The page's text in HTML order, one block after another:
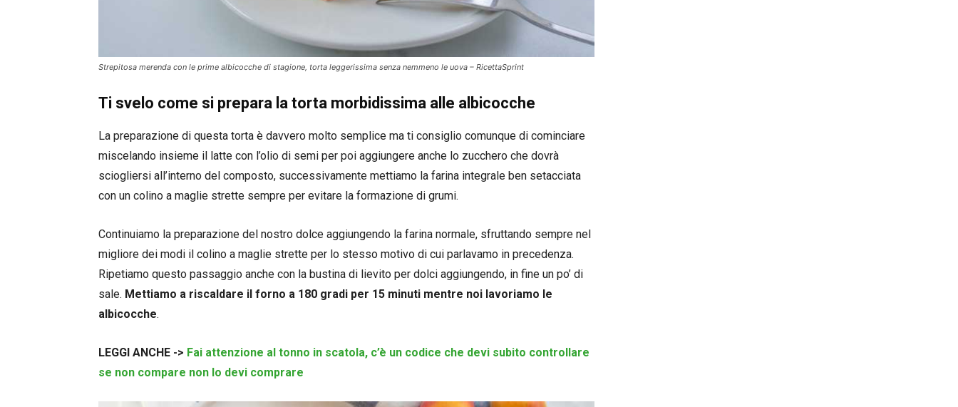
Strepitosa merenda con le prime albicocche di stagione, torta leggerissima senza nemmeno le uova – RicettaSprint
Ti svelo come si prepara la torta morbidissima alle albicocche
La preparazione di questa torta è davvero molto semplice ma ti consiglio comunque di cominciare
miscelando insieme il latte con l’olio di semi per poi aggiungere anche lo zucchero che dovrà
sciogliersi all’interno del composto, successivamente mettiamo la farina integrale ben setacciata
con un colino a maglie strette sempre per evitare la formazione di grumi.
Continuiamo la preparazione del nostro dolce aggiungendo la farina normale, sfruttando sempre nel
migliore dei modi il colino a maglie strette per lo stesso motivo di cui parlavamo in precedenza.
Ripetiamo questo passaggio anche con la bustina di lievito per dolci aggiungendo, in fine un po’ di
sale. Mettiamo a riscaldare il forno a 180 gradi per 15 minuti mentre noi lavoriamo le
albicocche.
LEGGI ANCHE -> Fai attenzione al tonno in scatola, c’è un codice che devi subito controllare
se non compare non lo devi comprare